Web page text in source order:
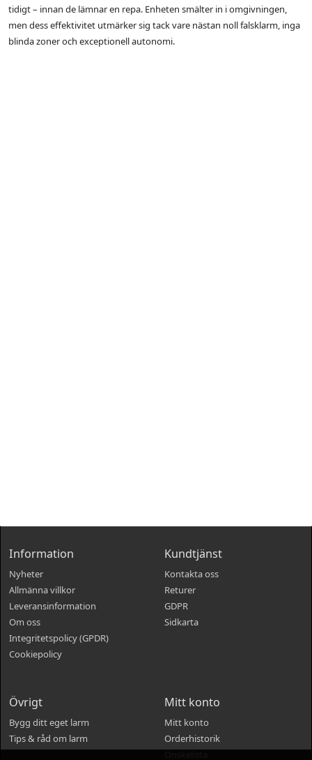
tidigt – innan de lämnar en repa. Enheten smälter in i omgivningen,
men dess effektivitet utmärker sig tack vare nästan noll falsklarm, inga
blinda zoner och exceptionell autonomi.
Information
Nyheter
Allmänna villkor
Leveransinformation
Om oss
Integritetspolicy (GPDR)
Cookiepolicy
Kundtjänst
Kontakta oss
Returer
GDPR
Sidkarta
Övrigt
Bygg ditt eget larm
Tips & råd om larm
Mitt konto
Mitt konto
Orderhistorik